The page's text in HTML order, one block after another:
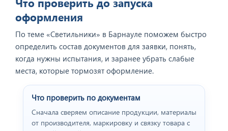
оформления
По теме «Светильники» в Барнауле поможем быстро
определить состав документов для заявки, понять,
когда нужны испытания, и заранее убрать слабые
места, которые тормозят оформление.
Что проверить по документам
Сначала сверяем описание продукции, материалы
от производителя, маркировку и связку товара с